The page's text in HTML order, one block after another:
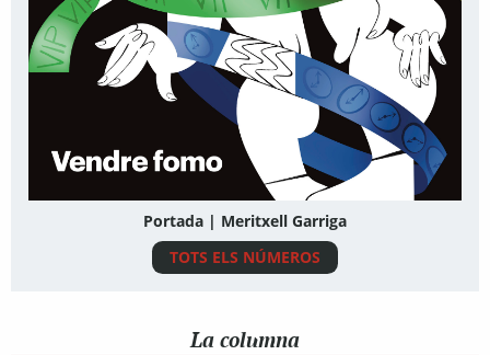
Portada | Meritxell Garriga
TOTS ELS NÚMEROS
La columna